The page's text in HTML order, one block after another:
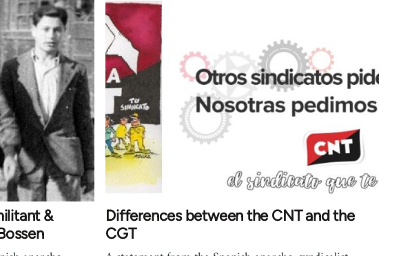
&
Differences between the CNT and the
CGT